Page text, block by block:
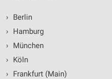
›
Berlin
›
Hamburg
›
München
›
Köln
›
Frankfurt (Main)